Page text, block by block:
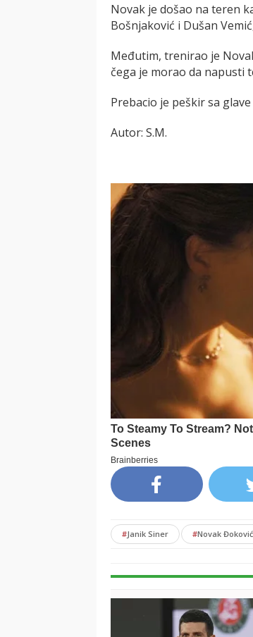
Novak je došao na teren
Bošnjaković i Dušan
Međutim, trenirao je
čega je morao da napusti
Prebacio je peškir sa
Autor: S.M.
#Janik Siner #Novak Đoković